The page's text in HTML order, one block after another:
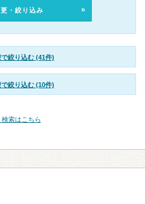
・絞り込み
絞り込む (41件)
で絞り込む (10件)
検索はこちら